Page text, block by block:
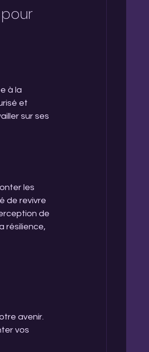
à la
et
sur ses
les
de revivre
de
résilience,
avenir.
vos